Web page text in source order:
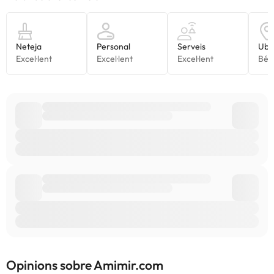
consultar les vostres tarifes directament a l'establiment. Tota la
informació d'aquesta fitxa està subjecta a canvis per part de
l'allotjament. Si tens dubtes, contacta'ns.
Opinions sobre Amimir.com